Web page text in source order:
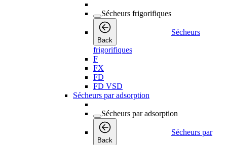
Sécheurs frigorifiques
Back
Sécheurs
frigorifiques
F
FX
FD
FD VSD
Sécheurs par adsorption
Sécheurs par adsorption
Back
Sécheurs par